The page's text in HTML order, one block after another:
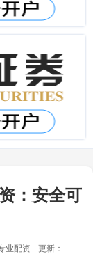
：安全可
业配资
更新：